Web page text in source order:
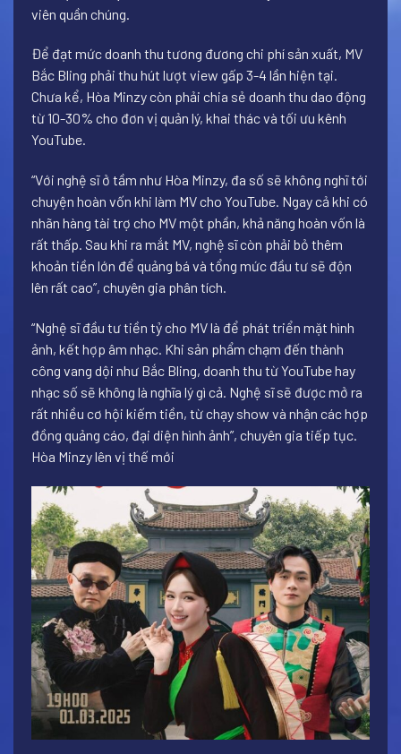
viên quần chúng.
Để đạt mức doanh thu tương đương chi phí sản xuất, MV
Bắc Bling phải thu hút lượt view gấp 3-4 lần hiện tại.
Chưa kể, Hòa Minzy còn phải chia sẻ doanh thu dao động
từ 10-30% cho đơn vị quản lý, khai thác và tối ưu kênh
YouTube.
“Với nghệ sĩ ở tầm như Hòa Minzy, đa số sẽ không nghĩ tới
chuyện hoàn vốn khi làm MV cho YouTube. Ngay cả khi có
nhãn hàng tài trợ cho MV một phần, khả năng hoàn vốn là
rất thấp. Sau khi ra mắt MV, nghệ sĩ còn phải bỏ thêm
khoản tiền lớn để quảng bá và tổng mức đầu tư sẽ độn
lên rất cao”, chuyên gia phân tích.
“Nghệ sĩ đầu tư tiền tỷ cho MV là để phát triển mặt hình
ảnh, kết hợp âm nhạc. Khi sản phẩm chạm đến thành
công vang dội như Bắc Bling, doanh thu từ YouTube hay
nhạc số sẽ không là nghĩa lý gì cả. Nghệ sĩ sẽ được mở ra
rất nhiều cơ hội kiếm tiền, từ chạy show và nhận các hợp
đồng quảng cáo, đại diện hình ảnh”, chuyên gia tiếp tục.
Hòa Minzy lên vị thế mới